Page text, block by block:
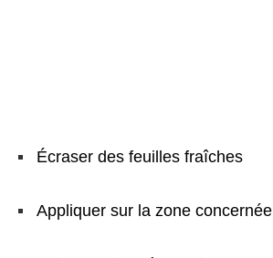
Écraser des feuilles fraîches
Appliquer sur la zone concernée